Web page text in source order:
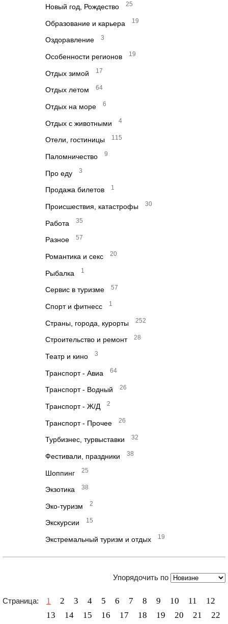
Новый год, Рождество 25
Образование и карьера 19
Оздоравление 3
Особенности регионов 19
Отдых зимой 17
Отдых летом 64
Отдых на море 6
Отдых с животными 4
Отели, гостиницы 115
Паломничество 9
Про еду 3
Продажа билетов 1
Происшествия, катастрофы 30
Работа 35
Разное 57
Романтика и секс 20
Рыбалка 1
Сервис в туризме 57
Спорт и фитнесс 1
Страны, города, курорты 252
Строительство и ремонт 28
Театр и кино 3
Транспорт - Авиа 64
Транспорт - Водный 26
Транспорт - Ж/Д 2
Транспорт - Прочее 26
Турбизнес, турвыставки 32
Фестивали, праздники 38
Шоппинг 25
Экзотика 38
Эко-туризм 2
Экскурсии 15
Экстремальный туризм и отдых 19
Упорядочить по
Страница: 1 2 3 4 5 6 7 8 9 10 11
12
13
14 15 16 17 18 19 20 21
22